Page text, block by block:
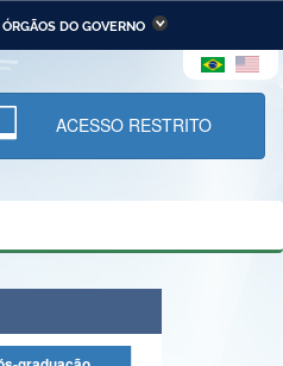
ÓRGÃOS DO GOVERNO
da Infraestrutura
da Ciência,
Inovações e
ACESSO RESTRITO